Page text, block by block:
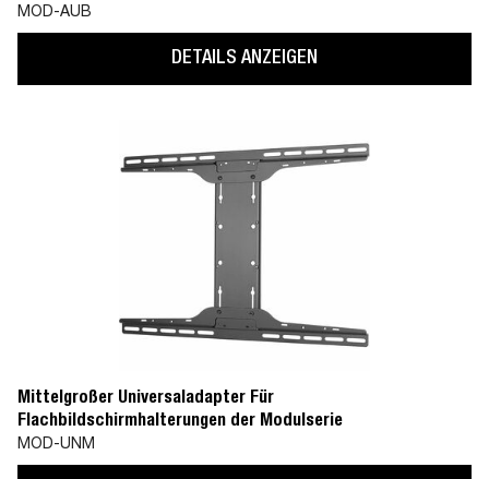
(MOD-CPC)
MOD-AUB
DETAILS ANZEIGEN
Mittelgroßer Universaladapter Für
Flachbildschirmhalterungen der Modulserie
MOD-UNM